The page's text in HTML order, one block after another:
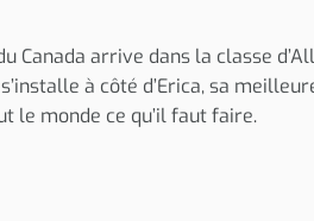
Canada arrive dans la classe
à côté d’Erica, sa
le monde ce qu’il faut faire.